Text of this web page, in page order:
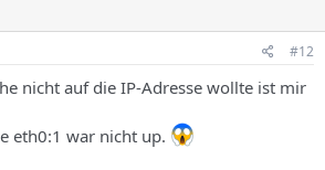
#12
nicht auf die IP-Adresse wollte ist mir
eth0:1 war nicht up.